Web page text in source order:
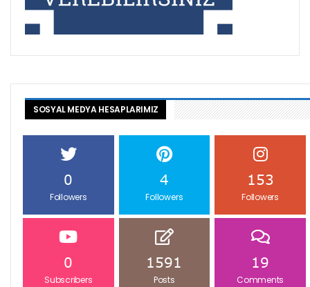
SOSYAL MEDYA HESAPLARIMIZ
0
Followers
4
Followers
153
Followers
0
Subscribers
1591
Posts
19
Comments